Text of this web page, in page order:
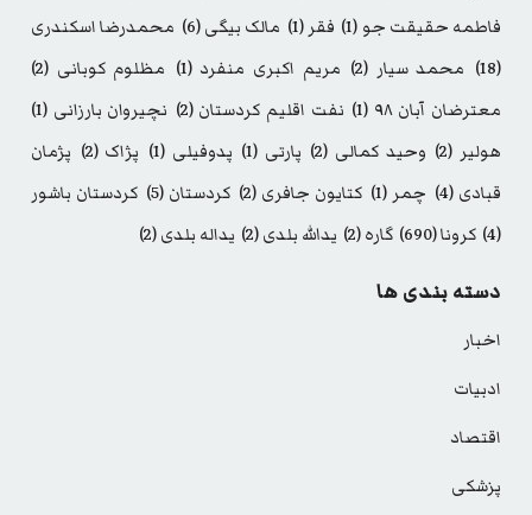
فاطمه حقیقت جو (1) فقر (1) مالک بیگی(6)
محمدرضا اسکندری
(18)
محمد سیار (2) مریم اکبری منفرد (1) مظلوم کوبانی (2)
معترضان آبان ۹۸
(1) نفت اقلیم کردستان (2) نچیروان بارزانی (1)
هولیر (2) وحید کمالی (2) پارتی (1) پدوفیلی (1) پژاک (2)
پژمان
قبادی (4) چمر (1) کتایون جافری (2) کردستان (5)
کردستان باشور
(4)
کرونا(690) گاره(2) یدالله بلدی(2) یداله بلدی(2)
دسته بندی ها
اخبار
ادبیات
اقتصاد
پزشکی